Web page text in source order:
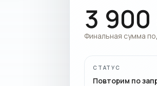
3 900
Финальная сумма
СТАТУС
Повторим по